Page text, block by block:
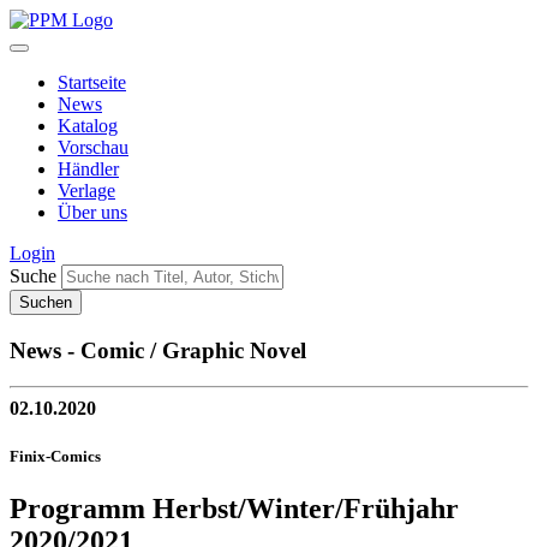
Startseite
News
Katalog
Vorschau
Händler
Verlage
Über uns
Login
Suche
News - Comic / Graphic Novel
02.10.2020
Finix-Comics
Programm Herbst/Winter/Frühjahr
2020/2021